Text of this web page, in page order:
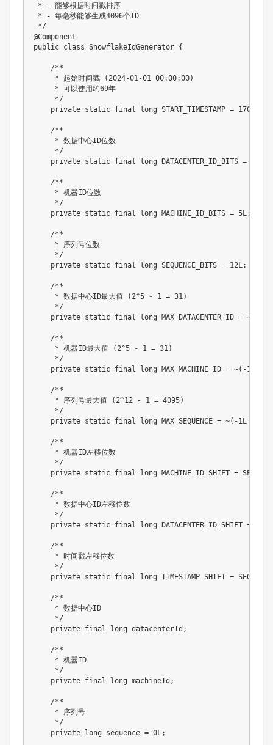
* - 能够根据时间戳排序
* - 每毫秒能够生成4096个ID
*/
@Component
public class SnowflakeIdGenerator {
    /**
     * 起始时间戳 (2024-01-01 00:00:00)
     * 可以使用约69年
     */
private static final long START_TIMESTAMP =
    /**
     * 数据中心ID位数
     */
    private static final long DATACENTER_ID_BITS = 5L;
    /**
     * 机器ID位数
     */
    private static final long MACHINE_ID_BITS = 5L;
    /**
     * 序列号位数
     */
    private static final long SEQUENCE_BITS = 12L;
    /**
     * 数据中心ID最大值 (2^5 - 1 = 31)
     */
private static final long MAX_DATACENTER_ID = ~(-1L
    /**
     * 机器ID最大值 (2^5 - 1 = 31)
     */
private static final long MAX_MACHINE_ID = ~(-1L <<
    /**
     * 序列号最大值 (2^12 - 1 = 4095)
     */
private static final long MAX_SEQUENCE = ~(-1L <<
    /**
     * 机器ID左移位数
     */
private static final long MACHINE_ID_SHIFT =
    /**
     * 数据中心ID左移位数
     */
private static final long DATACENTER_ID_SHIFT =
    /**
     * 时间戳左移位数
     */
private static final long TIMESTAMP_SHIFT =
    /**
     * 数据中心ID
     */
    private final long datacenterId;
    /**
     * 机器ID
     */
    private final long machineId;
    /**
     * 序列号
     */
    private long sequence = 0L;